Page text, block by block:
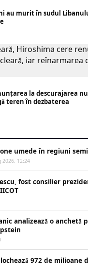
au murit în sudul
la descurajarea
teren în dezbaterea
umede în regiuni
2026, 12:24
fost consilier
analizează o anchetă
972 de milioane